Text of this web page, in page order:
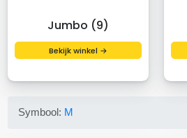
Jumbo (9)
Bekijk winkel →
Symbool: M